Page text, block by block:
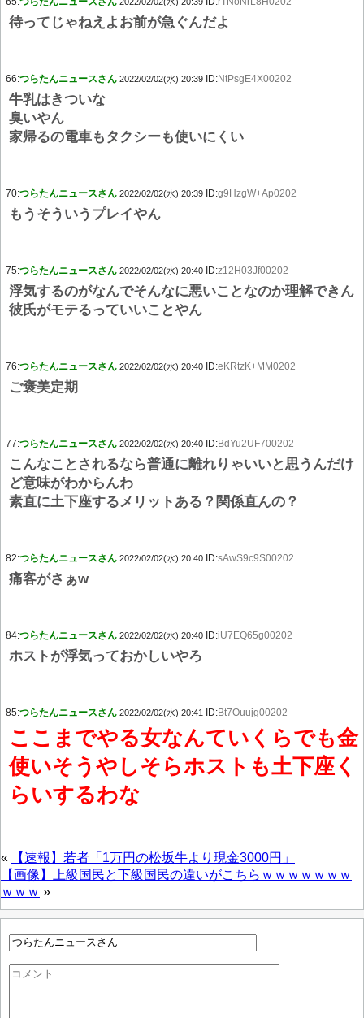
待ってじゃねえよお前が急ぐんだよ
66:つらたんニュースさん 2022/02/02(水) 20:39 ID:NtPsgE4X00202
牛乳はきついな
臭いやん
家帰るの電車もタクシーも使いにくい
70:つらたんニュースさん 2022/02/02(水) 20:39 ID:g9HzgW+Ap0202
もうそういうプレイやん
75:つらたんニュースさん 2022/02/02(水) 20:40 ID:z12H03Jf00202
浮気するのがなんでそんなに悪いことなのか理解できん
彼氏がモテるっていいことやん
76:つらたんニュースさん 2022/02/02(水) 20:40 ID:eKRtzK+MM0202
ご褒美定期
77:つらたんニュースさん 2022/02/02(水) 20:40 ID:BdYu2UF700202
こんなことされるなら普通に離れりゃいいと思うんだけ
ど意味がわからんわ
素直に土下座するメリットある？関係直んの？
82:つらたんニュースさん 2022/02/02(水) 20:40 ID:sAwS9c9S00202
痛客がさぁw
84:つらたんニュースさん 2022/02/02(水) 20:40 ID:iU7EQ65g00202
ホストが浮気っておかしいやろ
85:つらたんニュースさん 2022/02/02(水) 20:41 ID:Bt7Ouujg00202
ここまでやる女なんていくらでも金
使いそうやしそらホストも土下座く
らいするわな
«
【速報】若者「1万円の松坂牛より現金3000円」
【画像】上級国民と下級国民の違いがこちらｗｗｗｗｗｗｗ
ｗｗｗ »